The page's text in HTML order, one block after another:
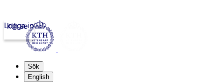
kth.se
Logga in
Sök
English